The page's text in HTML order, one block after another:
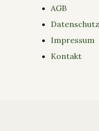
AGB
Datenschutz
Impressum
Kontakt